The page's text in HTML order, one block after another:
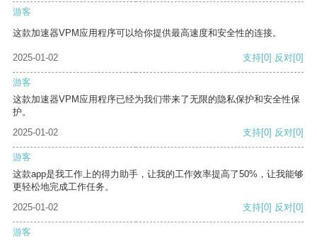
游客
这款加速器VPM应用程序可以给你提供最高速度和安全性的连接。
2025-01-02 支持[0] 反对[0]
游客
这款加速器VPM应用程序已经为我们带来了无限的隐私保护和安全性保
护。
2025-01-02
支持[0] 反对[0]
游客
这款app是我工作上的得力助手，让我的工作效率提高了50%，让我能够
更轻松地完成工作任务。
2025-01-02
支持[0] 反对[0]
游客